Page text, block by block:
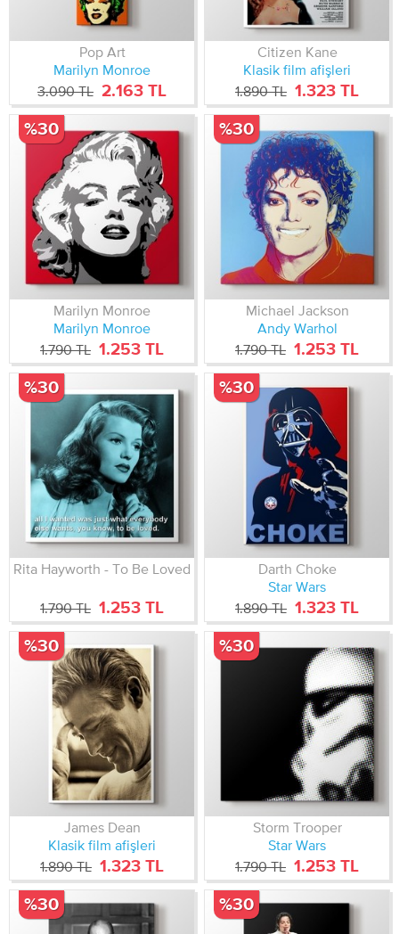
Pop Art
Marilyn Monroe
3.090 TL 2.163 TL
Citizen Kane
Klasik film afişleri
1.890 TL 1.323 TL
Marilyn Monroe
Marilyn Monroe
1.790 TL 1.253 TL
%30
Michael Jackson
Andy Warhol
1.790 TL 1.253 TL
%30
Rita Hayworth - To Be Loved
1.790 TL 1.253 TL
%30
Darth Choke
Star Wars
1.890 TL 1.323 TL
%30
James Dean
Klasik film afişleri
1.890 TL 1.323 TL
%30
Storm Trooper
Star Wars
1.790 TL 1.253 TL
%30
%30 %30